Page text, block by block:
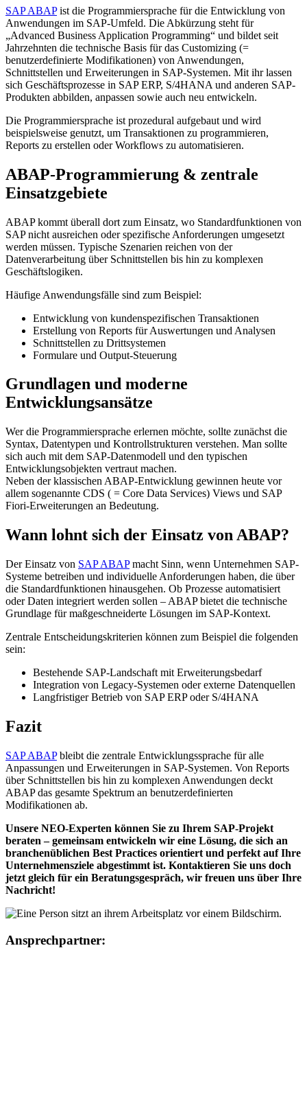
SAP ABAPist die Programmiersprache für die Entwicklung von
Anwendungen im SAP-Umfeld. Die Abkürzung steht für
„Advanced Business Application Programming“ und bildet seit
Jahrzehnten die technische Basis für das Customizing (=
benutzerdefinierte Modifikationen) von Anwendungen,
Schnittstellen und Erweiterungen in SAP-Systemen. Mit ihr lassen
sich Geschäftsprozesse in SAP ERP, S/4HANA und anderen SAP-
Produkten abbilden, anpassen sowie auch neu entwickeln.
Die Programmiersprache ist prozedural aufgebaut und wird
beispielsweise genutzt, um Transaktionen zu programmieren,
Reports zu erstellen oder Workflows zu automatisieren.
ABAP-Programmierung & zentrale
Einsatzgebiete
ABAP kommt überall dort zum Einsatz, wo Standardfunktionen von
SAP nicht ausreichen oder spezifische Anforderungen umgesetzt
werden müssen. Typische Szenarien reichen von der
Datenverarbeitung über Schnittstellen bis hin zu komplexen
Geschäftslogiken.
Häufige Anwendungsfälle sind zum Beispiel:
Entwicklung von kundenspezifischen Transaktionen
Erstellung von Reports für Auswertungen und Analysen
Schnittstellen zu Drittsystemen
Formulare und Output-Steuerung
Grundlagen und moderne
Entwicklungsansätze
Wer die Programmiersprache erlernen möchte, sollte zunächst die
Syntax, Datentypen und Kontrollstrukturen verstehen. Man sollte
sich auch mit dem SAP-Datenmodell und den typischen
Entwicklungsobjekten vertraut machen.
Neben der klassischen ABAP-Entwicklung gewinnen heute vor
allem sogenannte CDS ( = Core Data Services) Views und SAP
Fiori-Erweiterungen an Bedeutung.
Wann lohnt sich der Einsatz von ABAP?
Der Einsatz von SAP ABAPmacht Sinn, wenn Unternehmen SAP-
Systeme betreiben und individuelle Anforderungen haben, die über
die Standardfunktionen hinausgehen. Ob Prozesse automatisiert
oder Daten integriert werden sollen – ABAP bietet die technische
Grundlage für maßgeschneiderte Lösungen im SAP-Kontext.
Zentrale Entscheidungskriterien können zum Beispiel die folgenden
sein:
Bestehende SAP-Landschaft mit Erweiterungsbedarf
Integration von Legacy-Systemen oder externe Datenquellen
Langfristiger Betrieb von SAP ERP oder S/4HANA
Fazit
SAP ABAPbleibt die zentrale Entwicklungssprache für alle
Anpassungen und Erweiterungen in SAP-Systemen. Von Reports
über Schnittstellen bis hin zu komplexen Anwendungen deckt
ABAP das gesamte Spektrum an benutzerdefinierten
Modifikationen ab.
Unsere NEO-Experten können Sie zu Ihrem SAP-Projekt
beraten – gemeinsam entwickeln wir eine Lösung, die sich an
branchenüblichen Best Practices orientiert und perfekt auf Ihre
Unternehmensziele abgestimmt ist. Kontaktieren Sie uns doch
jetzt gleich für ein Beratungsgespräch, wir freuen uns über Ihre
Nachricht!
Ansprechpartner: